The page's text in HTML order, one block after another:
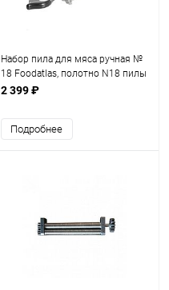
Набор пила для мяса ручная №
18 Foodatlas, полотно N18 пилы
мяса ручной
2 399 ₽
Подробнее